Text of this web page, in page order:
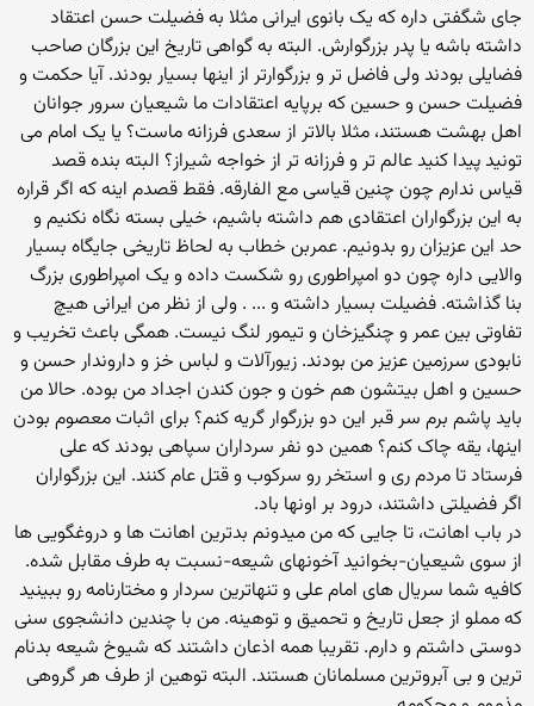
جای شگفتی داره که یک بانوی ایرانی مثلا به فضیلت حسن اعتقاد
داشته باشه یا پدر بزرگوارش. البته به گواهی تاریخ این بزرگان صاحب
فضایلی بودند ولی فاضل تر و بزرگوارتر از اینها بسیار بودند. آیا حکمت و
فضیلت حسن و حسین که برپایه اعتقادات ما شیعیان سرور جوانان
اهل بهشت هستند، مثلا بالاتر از سعدی فرزانه ماست؟ یا یک امام می
تونید پیدا کنید عالم تر و فرزانه تر از خواجه شیراز؟ البته بنده قصد
قیاس ندارم چون چنین قیاسی مع الفارقه. فقط قصدم اینه که اگر قراره
به این بزرگواران اعتقادی هم داشته باشیم، خیلی بسته نگاه نکنیم و
حد این عزیزان رو بدونیم. عمربن خطاب به لحاظ تاریخی جایگاه بسیار
والایی داره چون دو امپراطوری رو شکست داده و یک امپراطوری بزرگ
بنا گذاشته. فضیلت بسیار داشته و ... . ولی از نظر من ایرانی هیچ
تفاوتی بین عمر و چنگیزخان و تیمور لنگ نیست. همگی باعث تخریب و
نابودی سرزمین عزیز من بودند. زیورآلات و لباس خز و داروندار حسن و
حسین و اهل بیتشون هم خون و جون کندن اجداد من بوده. حالا من
باید پاشم برم سر قبر این دو بزرگوار گریه کنم؟ برای اثبات معصوم بودن
اینها، یقه چاک کنم؟ همین دو نفر سرداران سپاهی بودند که علی
فرستاد تا مردم ری و استخر رو سرکوب و قتل عام کنند. این بزرگواران
اگر فضیلتی داشتند، درود بر اونها باد.
در باب اهانت، تا جایی که من میدونم بدترین اهانت ها و دروغگویی ها
از سوی شیعیان-بخوانید آخونهای شیعه-نسبت به طرف مقابل شده.
کافیه شما سریال های امام علی و تنهاترین سردار و مختارنامه رو ببینید
که مملو از جعل تاریخ و تحمیق و توهینه. من با چندین دانشجوی سنی
دوستی داشتم و دارم. تقریبا همه اذعان داشتند که شیوخ شیعه بدنام
ترین و بی آبروترین مسلمانان هستند. البته توهین از طرف هر گروهی